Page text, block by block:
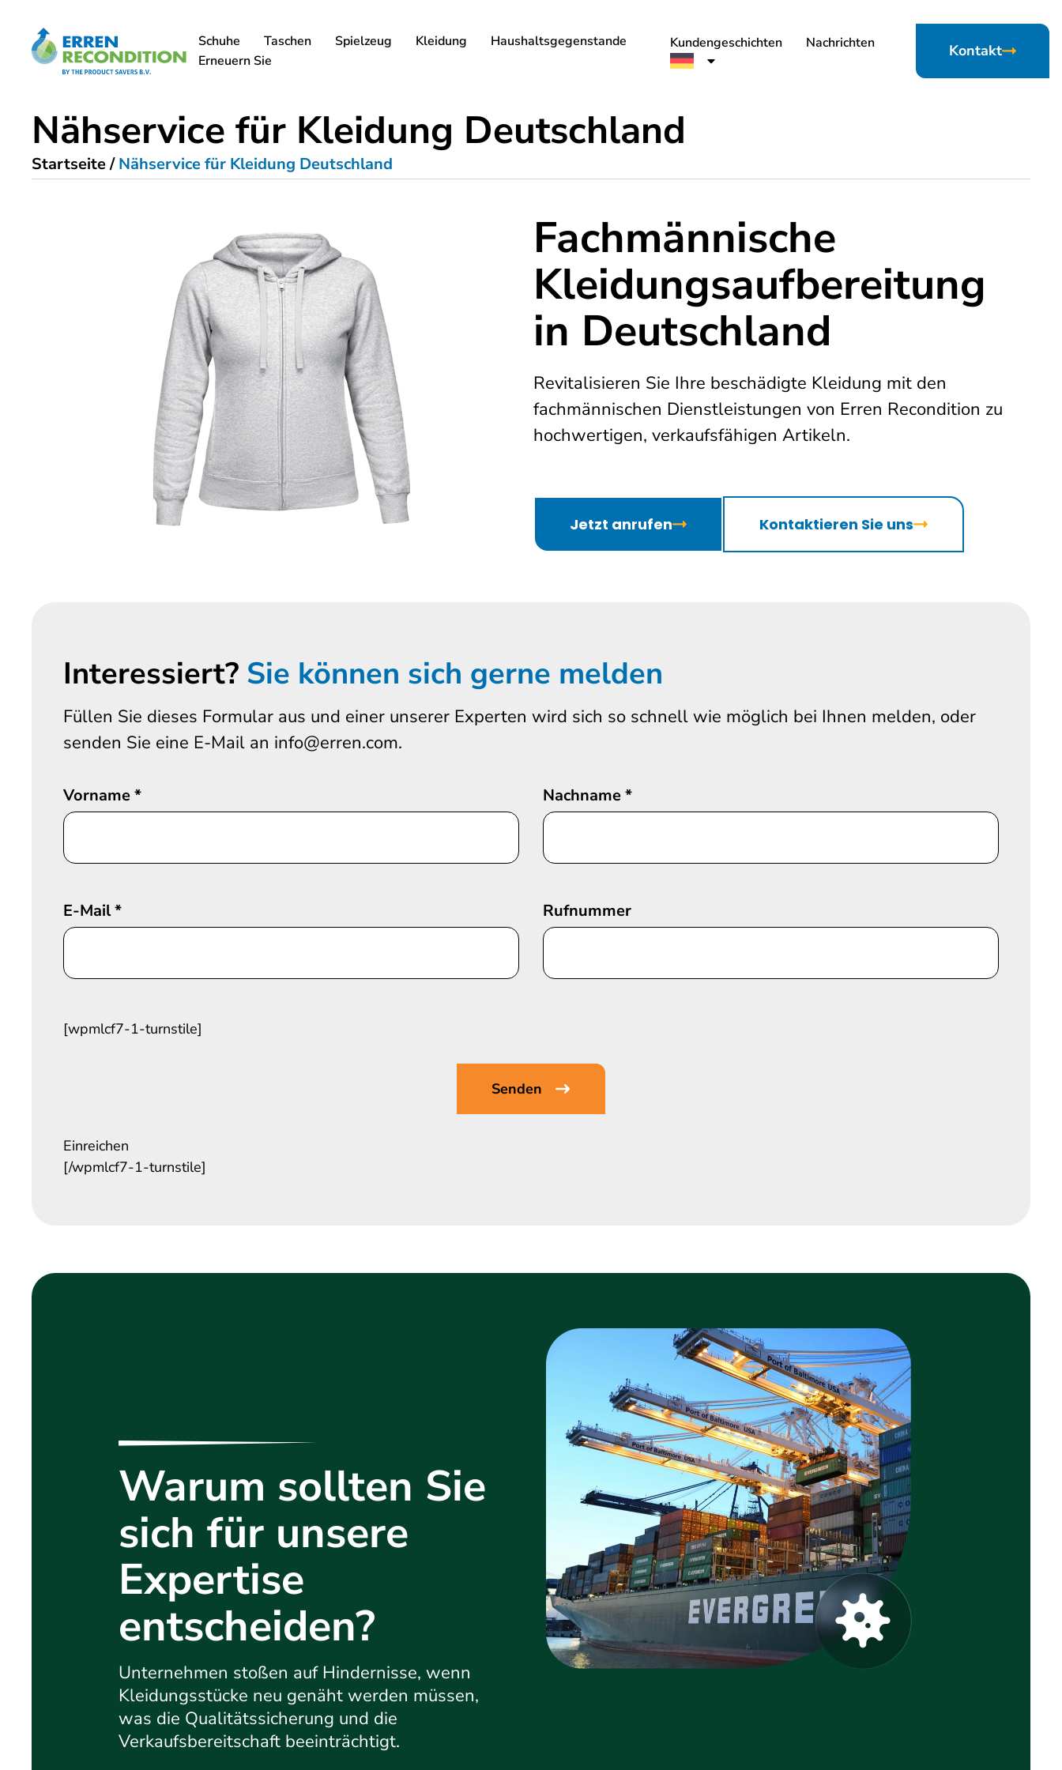
Schuhe Taschen Spielzeug Kleidung
Haushaltsgegenstande
Erneuern Sie
Kundengeschichten Nachrichten Kontakt
Nähservice für Kleidung Deutschland
Startseite/Nähservice für Kleidung Deutschland
Fachmännische
Kleidungsaufbereitung
in Deutschland
Revitalisieren Sie Ihre beschädigte Kleidung mit den
fachmännischen Dienstleistungen von Erren Recondition zu
hochwertigen, verkaufsfähigen Artikeln.
Jetzt anrufen Kontaktieren Sie uns
Interessiert? Sie können sich gerne melden
Füllen Sie dieses Formular aus und einer unserer Experten wird sich so schnell wie möglich bei Ihnen melden, oder
senden Sie eine E-Mail an info@erren.com.
Vorname* Nachname*
E-Mail* Rufnummer
[wpmlcf7-1-turnstile]
Einreichen
[/wpmlcf7-1-turnstile]
Warum sollten Sie
sich für unsere
Expertise
entscheiden?
Unternehmen stoßen auf Hindernisse, wenn
Kleidungsstücke neu genäht werden müssen,
was die Qualitätssicherung und die
Verkaufsbereitschaft beeinträchtigt.